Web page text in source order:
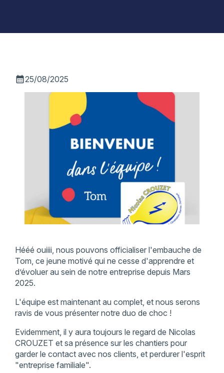
calendar_month25/08/2025
Hééé ouiiii, nous pouvons officialiser l'embauche de
Tom, ce jeune motivé qui ne cesse d'apprendre et
d’évoluer au sein de notre entreprise depuis Mars
2025.
L'équipe est maintenant au complet, et nous serons
ravis de vous présenter notre duo de choc !
Evidemment, il y aura toujours le regard de Nicolas
CROUZET et sa présence sur les chantiers pour
garder le contact avec nos clients, et perdurer l'esprit
"entreprise familiale".